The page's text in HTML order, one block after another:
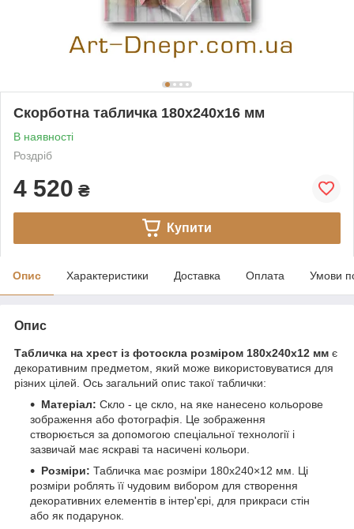
Скорботна табличка 180х240х16 мм
В наявності
Роздріб
4 520 ₴
Купити
Опис Характеристики Доставка Оплата Умови
Опис
Табличка на хрест із фотоскла розміром 180х240x12 мм є
декоративним предметом, який може використовуватися для
різних цілей. Ось загальний опис такої таблички:
Матеріал: Скло - це скло, на яке нанесено кольорове
зображення або фотографія. Це зображення
створюється за допомогою спеціальної технології і
зазвичай має яскраві та насичені кольори.
Розміри: Табличка має розміри 180х240×12 мм. Ці
розміри роблять її чудовим вибором для створення
декоративних елементів в інтер'єрі, для прикраси стін
або як подарунок.